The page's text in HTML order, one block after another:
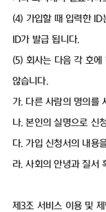
(4) 가입할 때 입력한 ID
ID가 발급 됩니다.
(5) 회사는 다음 각 호에
않습니다.
가. 다른 사람의 명의를
나. 본인의 실명으로 신
다. 가입 신청서의 내용
라. 사회의 안녕과 질서
제3조 서비스 이용 및